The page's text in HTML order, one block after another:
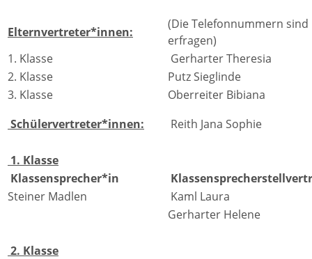
Elternvertreter*innen:
(Die Telefonnummern sind
erfragen)
1. Klasse
Gerharter Theresia
2. Klasse
Putz Sieglinde
3. Klasse
Oberreiter Bibiana
Schülervertreter*innen:
Reith Jana Sophie
1. Klasse
Klassensprecher*in
Steiner Madlen
Kaml Laura
Gerharter Helene
2. Klasse